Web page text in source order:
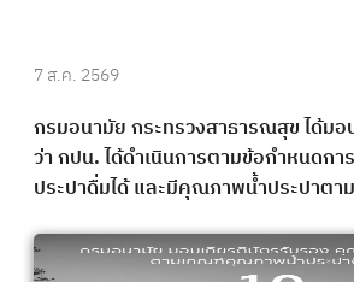
7 ส.ค. 2569
กรมอนามัย กระทรวงสาธารณสุข ได้ม
ว่า กปน. ได้ดำเนินการตามข้อกำหนดก
ประปาดื่มได้ และมีคุณภาพน้ำประปาต